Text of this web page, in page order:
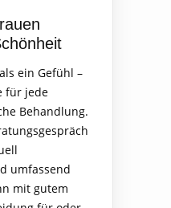
ein Gefühl –
für jede
Behandlung.
umfassend
mit gutem